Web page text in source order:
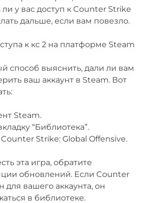
ли у вас доступ к Counter Strike
дальше, если вам повезло.
к кс 2 на платформе Steam
способ выяснить, дали ли вам
ваш аккаунт в Steam. Вот
Steam.
“Библиотека”.
Strike: Global Offensive.
эта игра, обратите
обновлений. Если Counter
для вашего аккаунта, он
в библиотеке.